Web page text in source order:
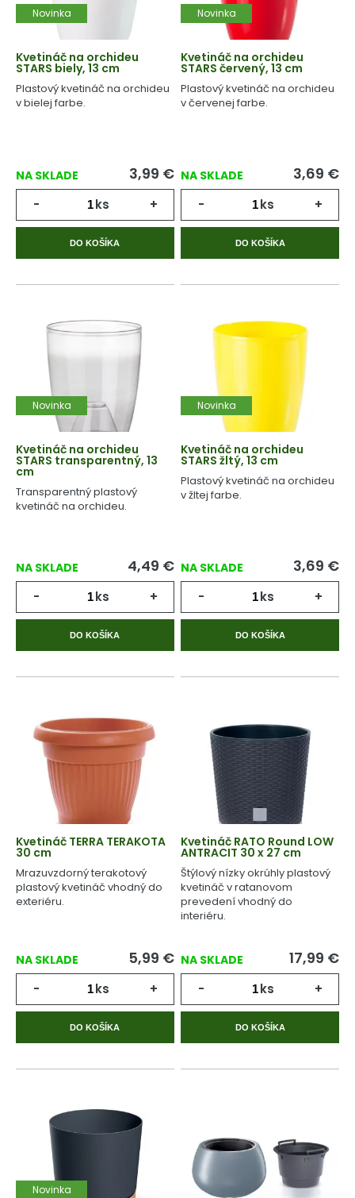
Novinka
Kvetináč na orchideu
STARS biely, 13 cm
Plastový kvetináč na orchideu
v bielej farbe.
NA SKLADE 3,99 €
- ks +
DO KOŠÍKA
Novinka
Kvetináč na orchideu
STARS červený, 13 cm
Plastový kvetináč na orchideu
v červenej farbe.
NA SKLADE 3,69 €
- ks +
DO KOŠÍKA
Novinka
Kvetináč na orchideu
STARS transparentný, 13
cm
Transparentný plastový
kvetináč na orchideu.
NA SKLADE 4,49 €
- ks +
DO KOŠÍKA
Novinka
Kvetináč na orchideu
STARS žltý, 13 cm
Plastový kvetináč na orchideu
v žltej farbe.
NA SKLADE 3,69 €
- ks +
DO KOŠÍKA
Kvetináč TERRA TERAKOTA
30 cm
Mrazuvzdorný terakotový
plastový kvetináč vhodný do
exteriéru.
NA SKLADE 5,99 €
- ks +
DO KOŠÍKA
Kvetináč RATO Round LOW
ANTRACIT 30 x 27 cm
Štýlový nízky okrúhly plastový
kvetináč v ratanovom
prevedení vhodný do
interiéru.
NA SKLADE 17,99 €
- ks +
DO KOŠÍKA
Novinka